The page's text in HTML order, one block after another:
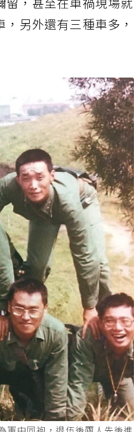
，甚至在車禍現場就
另外還有三種車多，